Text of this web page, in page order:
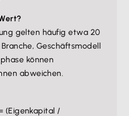
gelten häufig etwa 20
Branche, Geschäftsmodell
können
abweichen.
(Eigenkapital /